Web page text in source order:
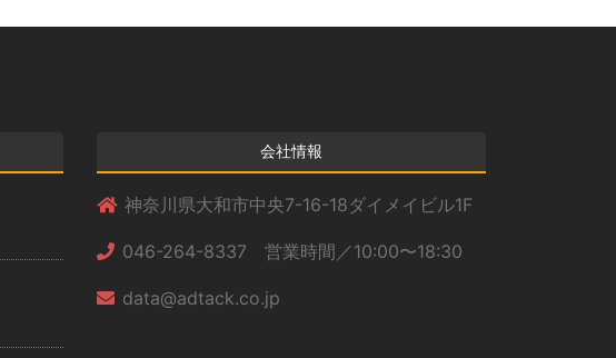
会社情報
神奈川県大和市中央7-16-18ダイメイビル1F
046-264-8337 営業時間／10:00〜18:30
data@adtack.co.jp